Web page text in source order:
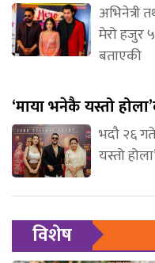
अभिनेत्री
मेरो हजुर
बताएकी
‘माया भनेकै यस्तो
भदौ २६
यस्तो
विशेष